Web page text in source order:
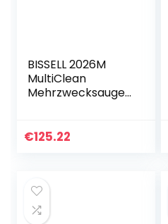
BISSELL 2026M
MultiClean
Mehrzwecksauger,
Gebläsefunktion,
€125.22